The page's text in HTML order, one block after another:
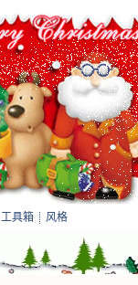
工具箱 风格